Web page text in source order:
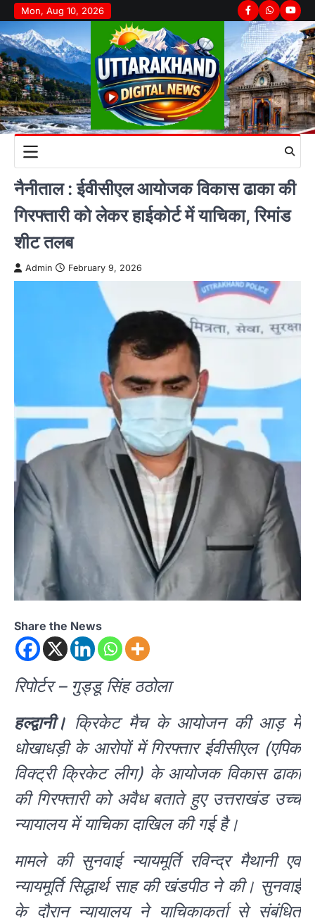
Skip
to
content
Mon, Aug 10, 2026 Facebook
Whatsapp
नैनीताल : ईवीसीएल आयोजक विकास ढाका की
गिरफ्तारी को लेकर हाईकोर्ट में याचिका, रिमांड
शीट तलब
Admin February 9, 2026
Share the News
रिपोर्टर – गुड्डू सिंह ठठोला
हल्द्वानी। क्रिकेट मैच के आयोजन की आड़ में
धोखाधड़ी के आरोपों में गिरफ्तार ईवीसीएल (एपिक
विक्ट्री क्रिकेट लीग) के आयोजक विकास ढाका
की गिरफ्तारी को अवैध बताते हुए उत्तराखंड उच्च
न्यायालय में याचिका दाखिल की गई है।
मामले की सुनवाई न्यायमूर्ति रविन्द्र मैथानी एवं
न्यायमूर्ति सिद्धार्थ साह की खंडपीठ ने की। सुनवाई
के दौरान न्यायालय ने याचिकाकर्ता से संबंधित